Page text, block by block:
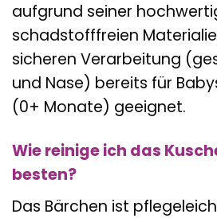
aufgrund seiner
schadstofffreien
sicheren Verarbeitung
und Nase) bereits für
(0+ Monate) geeignet.
Wie reinige ich das
besten?
Das Bärchen ist